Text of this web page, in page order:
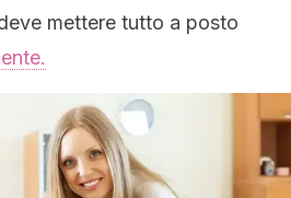
mettere tutto a posto